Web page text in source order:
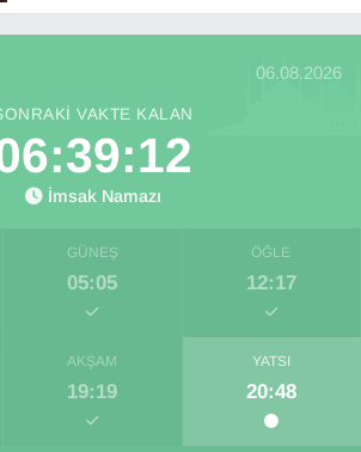
06.08.2026
VAKTE KALAN
İmsak Namazı
GÜNEŞ
05:05
ÖĞLE
12:17
AKŞAM
19:19
YATSI
20:48